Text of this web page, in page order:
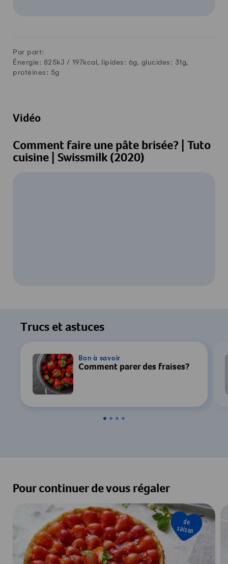
Par part:
Énergie: 825kJ / 197kcal, lipides: 6g, glucides: 31 g,
protéines: 5g
Vidéo
Comment faire une pâte brisée? | Tuto
cuisine | Swissmilk (2020)
consentement au traitement des données
par YouTube est requis. Pour plus de
confidentialité
Accepter & Afficher
Trucs et astuces
Bon à savoir
Comment parer des fraises?
Pour continuer de vous régaler
de
saison